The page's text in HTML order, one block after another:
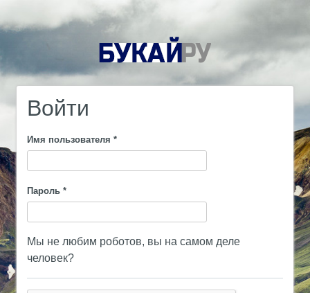
Войти
Имя пользователя *
Пароль *
Мы не любим роботов, вы на самом деле
человек?